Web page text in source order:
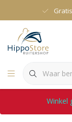
Winkel